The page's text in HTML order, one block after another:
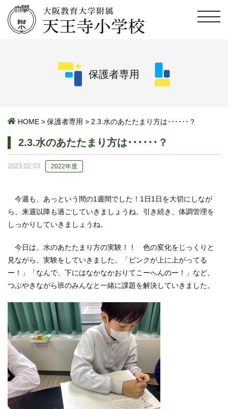
保護者専用
HOME > 保護者専用 > 2.3.水のあたたまり方は･･････？
2.3.水のあたたまり方は･･････？
2023.02.03 2022年度
今週も、あっという間の1週間でした！1日1日を大切にしなが
ら、来週以降も過ごしていきましょうね。引き続き、体調管理を
しっかりしていきましょうね。
今日は、水のあたたまり方の実験！！ 色の変化をじっくりと
見ながら、実験をしていきました。「ピンクが上に上がってる
ー！」「なんで、下にはなかなかおりてこーへんのー！」など、
つぶやきながら班のみんなと一緒に課題を解決していきました。